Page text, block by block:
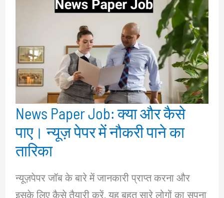
News Paper Job: क्या और कैसे
पाए। न्यूज़ पेपर में नौकरी पाने का
तारिका
न्यूज़पेपर जॉब के बारे में जानकारी प्राप्त करना और
इसके लिए कैसे तैयारी करें, यह बहुत सारे लोगों का सपना